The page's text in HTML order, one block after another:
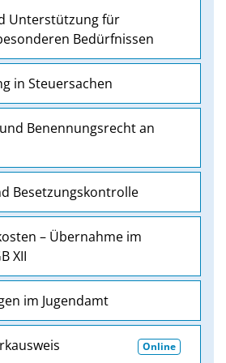
Unterstützung für
Bedürfnissen
in Steuersachen
Benennungsrecht an
Besetzungskontrolle
– Übernahme im
XII
im Jugendamt
Online